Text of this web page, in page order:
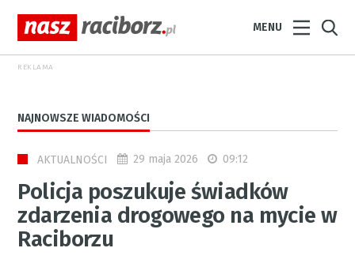
MENU
REKLAMA
NAJNOWSZE WIADOMOŚCI
AKTUALNOŚCI 29 maja 2026 09:12
Policja poszukuje świadków
zdarzenia drogowego na mycie w
Raciborzu